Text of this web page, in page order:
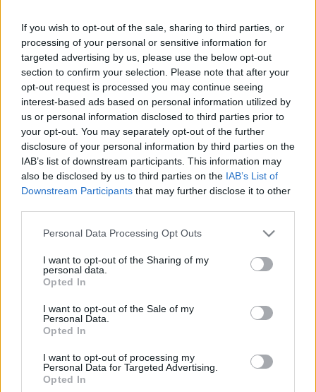
If you wish to opt-out of the sale, sharing to third parties, or
processing of your personal or sensitive information for
targeted advertising by us, please use the below opt-out
section to confirm your selection. Please note that after your
opt-out request is processed you may continue seeing
interest-based ads based on personal information utilized by
us or personal information disclosed to third parties prior to
your opt-out. You may separately opt-out of the further
disclosure of your personal information by third parties on the
IAB’s list of downstream participants. This information may
also be disclosed by us to third parties on the IAB’s List of
Downstream Participants that may further disclose it to other
Please note that this website/app uses one or more Google
not limited to your visit or usage behaviour. You may click to
grant or deny consent to Google and its third-party tags to
use your data for below specified purposes in below Google
consent section.
Personal Data Processing Opt Outs
I want to opt-out of the Sharing of my
personal data.
Opted In
I want to opt-out of the Sale of my
Personal Data.
Opted In
I want to opt-out of processing my
Personal Data for Targeted Advertising.
Opted In
LEGFRISSEBB
Országos hírek
Megérkezett az eső a Duna vízgyűjtőjére
Aktuális
Paks II.: Mit jelent az 5. blokk új
árnyékában?
másodfokúra csökken a riasztás